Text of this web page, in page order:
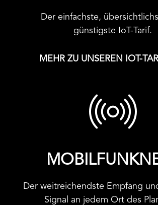
Der einfachste,
günstigste IoT-Tarif.
MEHR ZU UNSEREN IOT-
Der weitreichendste Empfang
Signal an jedem Ort des